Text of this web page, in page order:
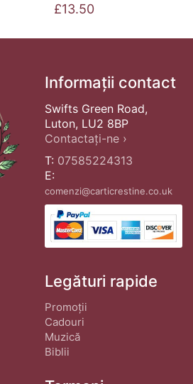
£13.50
Informații contact
Swifts Green Road,
Luton, LU2 8BP
Contactați-ne ›
T: 07585224313
E:
comenzi@carticrestine.co.uk
Legături rapide
Promoții
Cadouri
Muzică
Biblii